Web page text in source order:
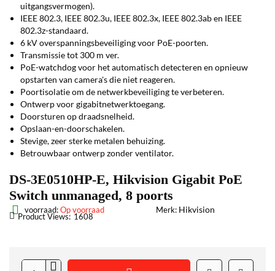
uitgangsvermogen).
IEEE 802.3, IEEE 802.3u, IEEE 802.3x, IEEE 802.3ab en IEEE
802.3z-standaard.
6 kV overspanningsbeveiliging voor PoE-poorten.
Transmissie tot 300 m ver.
PoE-watchdog voor het automatisch detecteren en opnieuw
opstarten van camera's die niet reageren.
Poortisolatie om de netwerkbeveiliging te verbeteren.
Ontwerp voor gigabitnetwerktoegang.
Doorsturen op draadsnelheid.
Opslaan-en-doorschakelen.
Stevige, zeer sterke metalen behuizing.
Betrouwbaar ontwerp zonder ventilator.
DS-3E0510HP-E, Hikvision Gigabit PoE
Switch unmanaged, 8 poorts
voorraad:Op voorraad Merk: Hikvision
Product Views: 1608